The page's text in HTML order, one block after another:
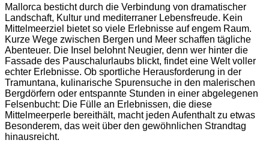
Mallorca besticht durch die Verbindung von dramatischer
Landschaft, Kultur und mediterraner Lebensfreude. Kein
Mittelmeerziel bietet so viele Erlebnisse auf engem Raum.
Kurze Wege zwischen Bergen und Meer schaffen tägliche
Abenteuer. Die Insel belohnt Neugier, denn wer hinter die
Fassade des Pauschalurlaubs blickt, findet eine Welt voller
echter Erlebnisse. Ob sportliche Herausforderung in der
Tramuntana, kulinarische Spurensuche in den malerischen
Bergdörfern oder entspannte Stunden in einer abgelegenen
Felsenbucht: Die Fülle an Erlebnissen, die diese
Mittelmeerperle bereithält, macht jeden Aufenthalt zu etwas
Besonderem, das weit über den gewöhnlichen Strandtag
hinausreicht.